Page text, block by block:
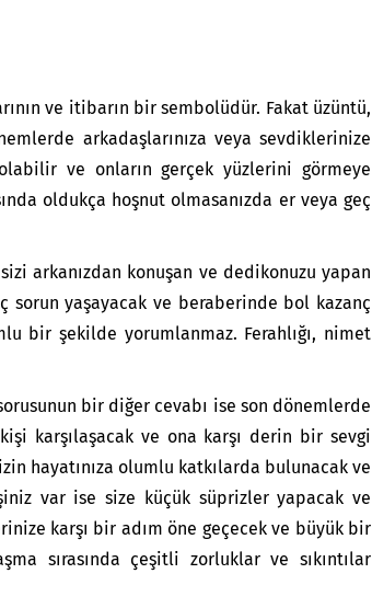
ve itibarın bir sembolüdür. Fakat üzüntü,
arkadaşlarınıza veya sevdiklerinize
ve onların gerçek yüzlerini görmeye
oldukça hoşnut olmasanızda er veya geç
arkanızdan konuşan ve dedikonuzu yapan
yaşayacak ve beraberinde bol kazanç
bir şekilde yorumlanmaz. Ferahlığı, nimet
bir diğer cevabı ise son dönemlerde
karşılaşacak ve ona karşı derin bir sevgi
hayatınıza olumlu katkılarda bulunacak ve
var ise size küçük süprizler yapacak ve
karşı bir adım öne geçecek ve büyük bir
sırasında çeşitli zorluklar ve sıkıntılar